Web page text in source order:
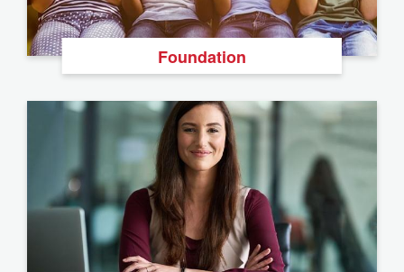
Foundation